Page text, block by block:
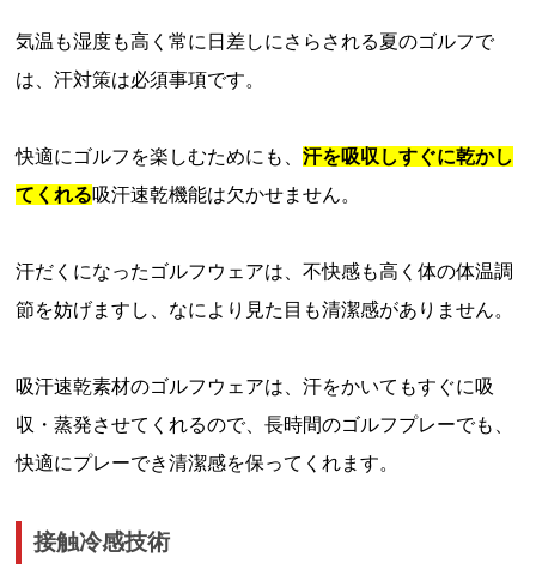
気温も湿度も高く常に日差しにさらされる夏のゴルフで
は、汗対策は必須事項です。
快適にゴルフを楽しむためにも、汗を吸収しすぐに乾かし
てくれる吸汗速乾機能は欠かせません。
汗だくになったゴルフウェアは、不快感も高く体の体温調
節を妨げますし、なにより見た目も清潔感がありません。
吸汗速乾素材のゴルフウェアは、汗をかいてもすぐに吸
収・蒸発させてくれるので、長時間のゴルフプレーでも、
快適にプレーでき清潔感を保ってくれます。
接触冷感技術